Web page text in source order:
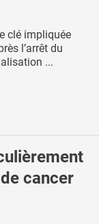
clé impliquée
l’arrêt du
...
cancer